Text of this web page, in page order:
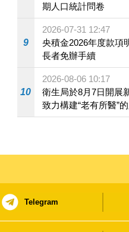
期人口統計問卷
9
2026-07-31 12:47
央積金2026年度款項明起接
長者免辦手續
10
2026-08-06 10:17
衛生局於8月7日開展
致力構建“老有所醫”
Telegram